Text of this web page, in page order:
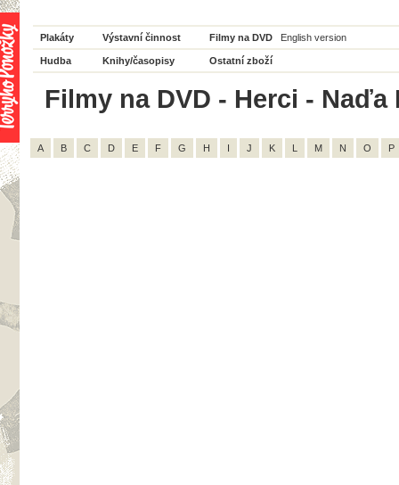
Plakáty Výstavní činnost Filmy na DVD English version
Hudba Knihy/časopisy Ostatní zboží
Filmy na DVD - Herci - Naďa
A B C D E F G H I J K L M N O P